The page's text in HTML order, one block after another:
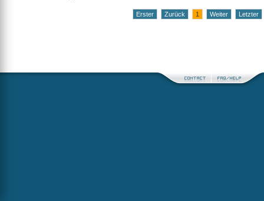
Erster Zurück 1 Weiter Letzter